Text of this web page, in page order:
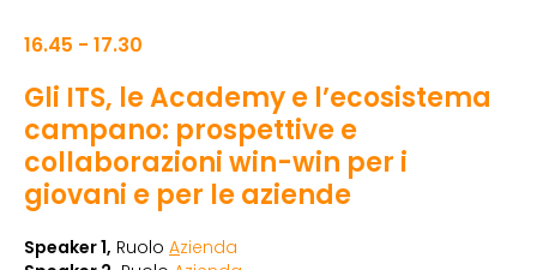
16.45 - 17.30
Gli ITS, le Academy e l’ecosistema
campano: prospettive e
collaborazioni win-win per i
giovani e per le aziende
Speaker 1, Ruolo Azienda